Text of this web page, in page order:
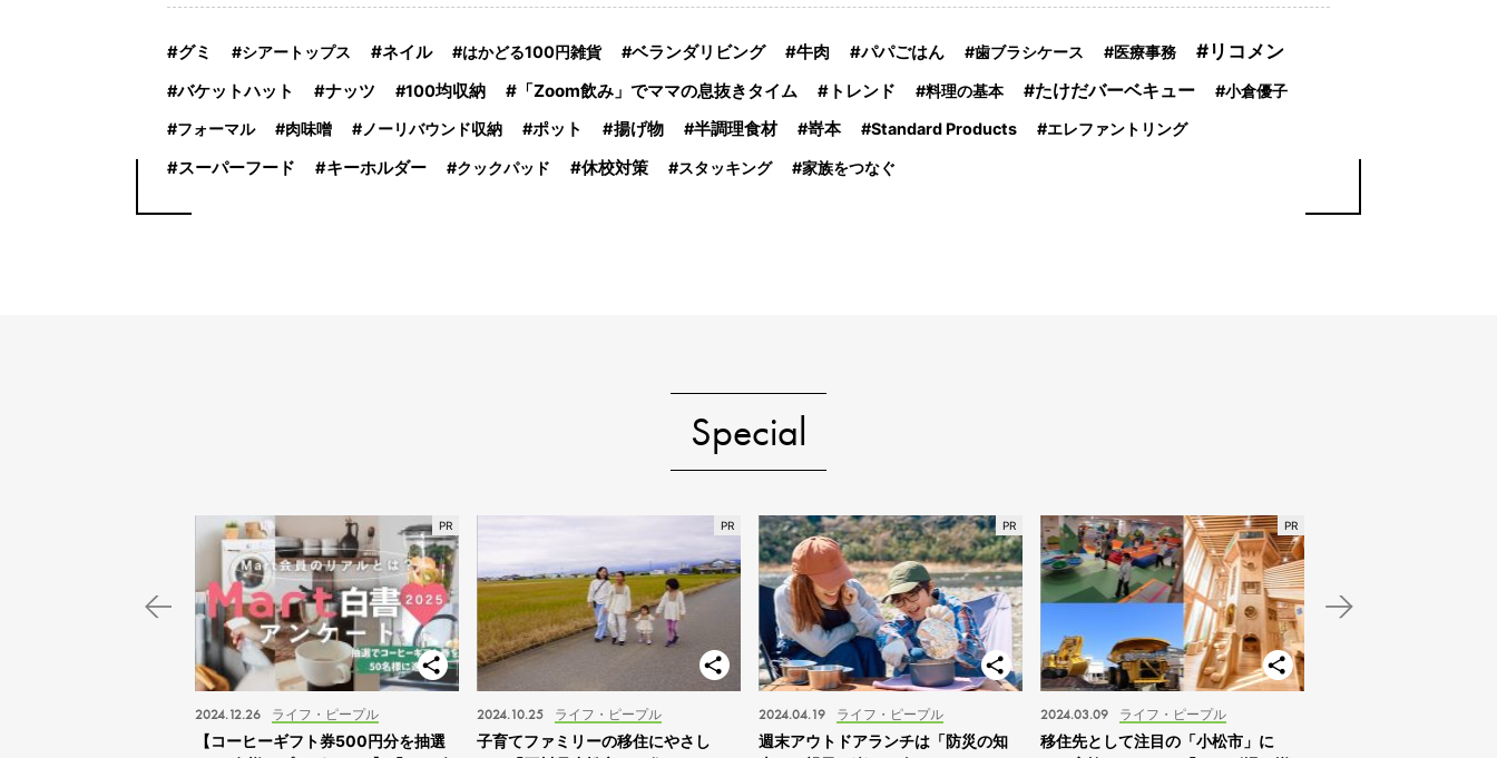
グミ シアートップス ネイル はかどる100円雑貨 ベランダリビング 牛肉 パパごはん 歯ブラシケース 医療事務 リコメン
バケットハット ナッツ 100均収納 「Zoom飲み」でママの息抜きタイム トレンド 料理の基本 たけだバーベキュー
小倉優子
フォーマル
肉味噌 ノーリバウンド収納 ポット 揚げ物 半調理食材 嵜本 Standard Products エレファントリング
スーパーフード キーホルダー クックパッド 休校対策 スタッキング 家族をつなぐ
Special
ライフ・ピープル
2024.12.26
【コーヒーギフト券500円分を抽選
ライフ・ピープル
2024.10.25
子育てファミリーの移住にやさし
ライフ・ピープル
2024.04.19
週末アウトドアランチは「防災の知
ライフ・ピープル
2024.03.09
移住先として注目の「小松市」に